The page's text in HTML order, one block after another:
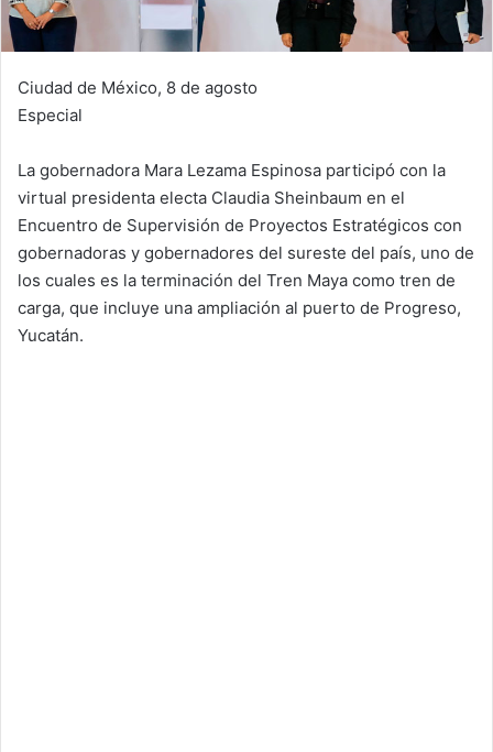
Ciudad de México, 8 de agosto
Especial
La gobernadora Mara Lezama Espinosa participó con la
virtual presidenta electa Claudia Sheinbaum en el
Encuentro de Supervisión de Proyectos Estratégicos con
gobernadoras y gobernadores del sureste del país, uno de
los cuales es la terminación del Tren Maya como tren de
carga, que incluye una ampliación al puerto de Progreso,
Yucatán.